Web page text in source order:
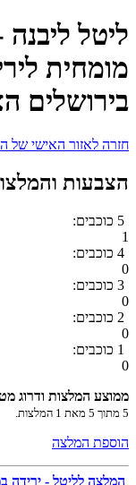
ליטל
מומחית
בירושלים
חזרה לאזור האישי של
הצבעות
5 כוכבים:
1
4 כוכבים:
0
3 כוכבים:
0
2 כוכבים:
0
1 כוכבים:
0
ממוצע המלצות ודרוג
5 מתוך 5 מאת 1 המלצות.
הוספת המלצה
המלצה לליטל - ירידה